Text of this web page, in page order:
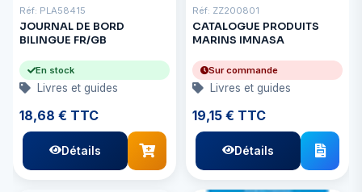
Réf: PLA58415
JOURNAL DE BORD
BILINGUE FR/GB
En stock
Livres et guides
18,68 € TTC
Détails
Réf: ZZ200801
CATALOGUE PRODUITS
MARINS IMNASA
Sur commande
Livres et guides
19,15 € TTC
Détails